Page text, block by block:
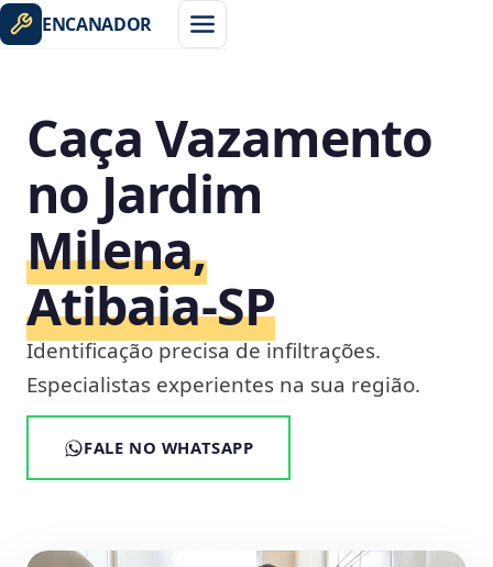
ENCANADOR
Caça Vazamento
no Jardim
Milena,
Atibaia‑SP
Identificação precisa de infiltrações.
Especialistas experientes na sua região.
FALE NO WHATSAPP